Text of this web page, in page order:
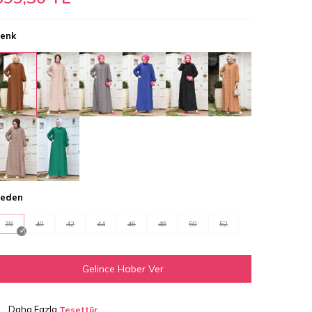
38 40 42 44 46 48 50 52
Gelince Haber Ver
Daha Fazla Tesettür